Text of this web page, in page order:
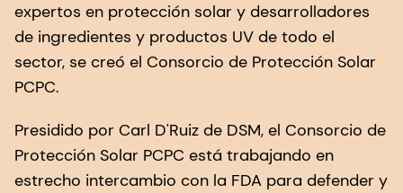
expertos en protección solar y desarrolladores
de ingredientes y productos UV de todo el
sector, se creó el Consorcio de Protección Solar
PCPC.
Presidido por Carl D'Ruiz de DSM, el Consorcio de
Protección Solar PCPC está trabajando en
estrecho intercambio con la FDA para defender y